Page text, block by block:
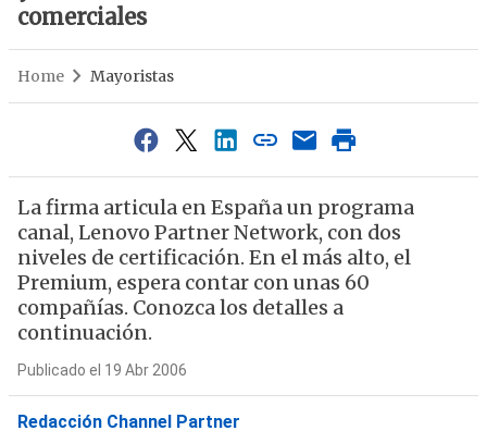
comerciales
Home Mayoristas
La firma articula en España un programa
canal, Lenovo Partner Network, con dos
niveles de certificación. En el más alto, el
Premium, espera contar con unas 60
compañías. Conozca los detalles a
continuación.
Publicado el 19 Abr 2006
Redacción Channel Partner